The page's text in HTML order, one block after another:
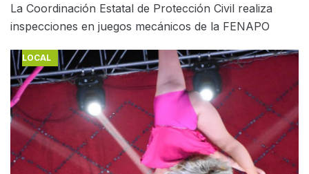
La Coordinación Estatal de Protección Civil realiza
inspecciones en juegos mecánicos de la FENAPO
LOCAL